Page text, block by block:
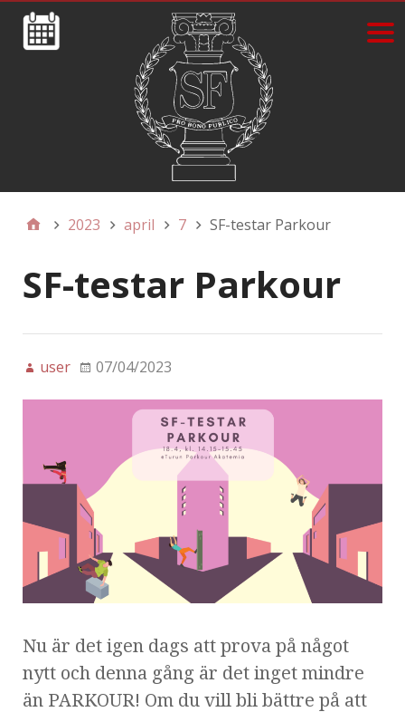
2023 april 7 SF-testar Parkour
SF-testar Parkour
user 07/04/2023
Nu är det igen dags att prova på något
nytt och denna gång är det inget mindre
än PARKOUR! Om du vill bli bättre på att